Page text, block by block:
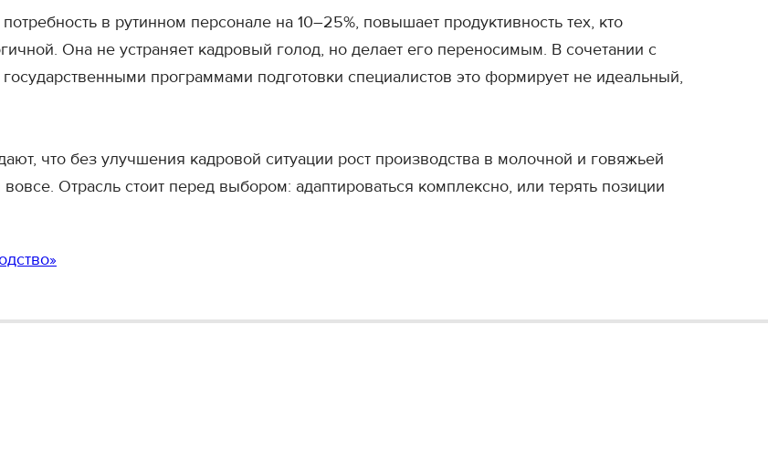
в рутинном персонале на 10–25%, повышает продуктивность тех, кто
Она не устраняет кадровый голод, но делает его переносимым. В сочетании с
программами подготовки специалистов это формирует не идеальный,
что без улучшения кадровой ситуации рост производства в молочной и говяжьей
Отрасль стоит перед выбором: адаптироваться комплексно, или терять позиции